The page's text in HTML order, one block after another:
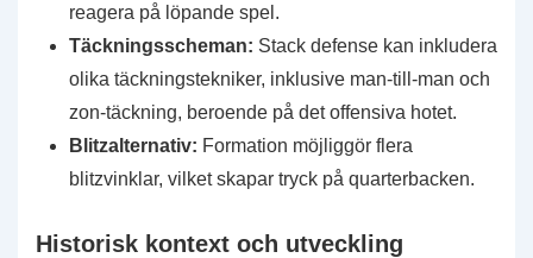
reagera på löpande spel.
Täckningsscheman: Stack defense kan inkludera
olika täckningstekniker, inklusive man-till-man och
zon-täckning, beroende på det offensiva hotet.
Blitzalternativ: Formation möjliggör flera
blitzvinklar, vilket skapar tryck på quarterbacken.
Historisk kontext och utveckling